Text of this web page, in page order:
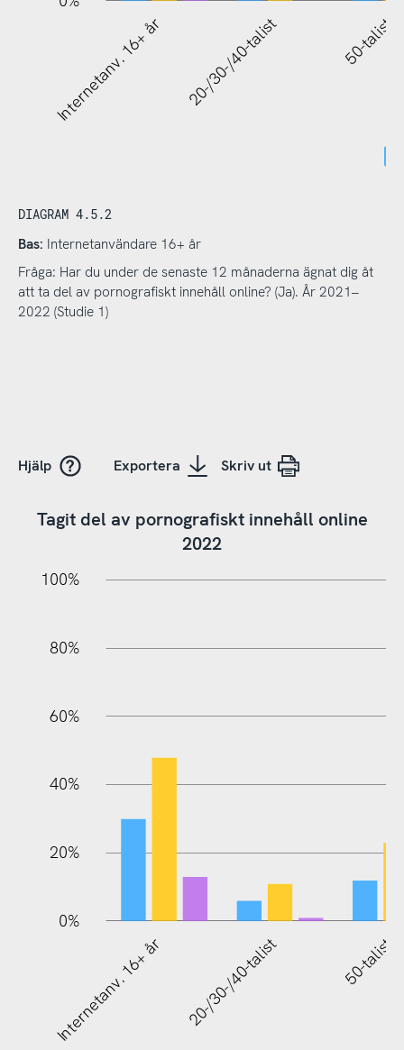
Internetanv. 16+ år 20-/30-/40-talist 50-talist
DIAGRAM 4.5.2
Bas: Internetanvändare 16+ år
Fråga: Har du under de senaste 12 månaderna ägnat dig åt
att ta del av pornografiskt innehåll online? (Ja). År 2021–
2022 (Studie 1)
Hjälp Exportera Skriv ut
Tagit del av pornografiskt innehåll online
2022
100%
80%
60%
40%
20%
0%
Internetanv. 16+ år 20-/30-/40-talist 50-talist